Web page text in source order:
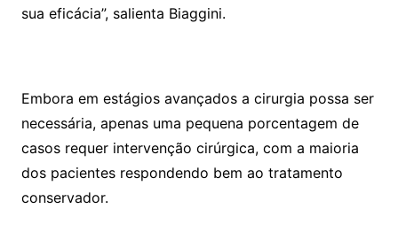
sua eficácia”, salienta Biaggini.
Embora em estágios avançados a cirurgia possa ser
necessária, apenas uma pequena porcentagem de
casos requer intervenção cirúrgica, com a maioria
dos pacientes respondendo bem ao tratamento
conservador.